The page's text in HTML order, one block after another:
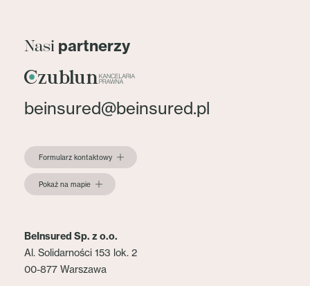
Nasi partnerzy
beinsured@beinsured.pl
Formularz kontaktowy
Pokaż na mapie
BeInsured Sp. z o.o.
Al. Solidarności 153 lok. 2
00-877 Warszawa